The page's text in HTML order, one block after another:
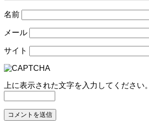
ン
名前
メール
サイト
上に表示された文字を入力してください。